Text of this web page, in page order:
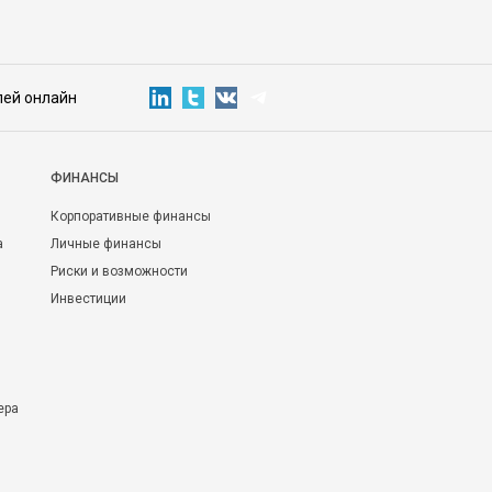
онлайн
ФИНАНСЫ
Корпоративные финансы
Личные финансы
Риски и возможности
Инвестиции